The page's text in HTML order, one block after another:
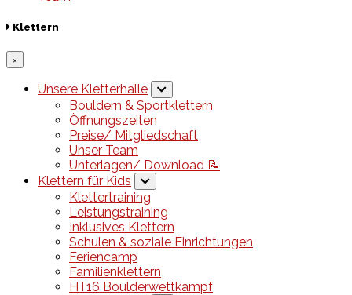
Klettern
×
Unsere Kletterhalle
Bouldern & Sportklettern
Öffnungszeiten
Preise/ Mitgliedschaft
Unser Team
Unterlagen/ Download 📝
Klettern für Kids
Klettertraining
Leistungstraining
Inklusives Klettern
Schulen & soziale Einrichtungen
Feriencamp
Familienklettern
HT16 Boulderwettkampf